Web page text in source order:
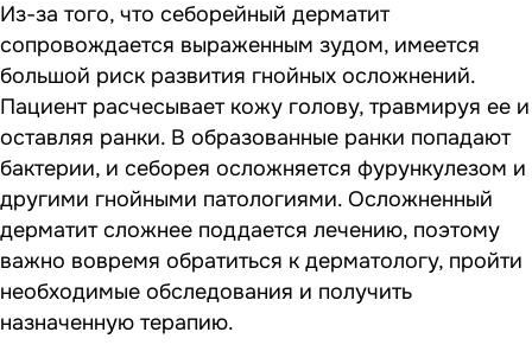
Из-за того, что себорейный дерматит
сопровождается выраженным зудом, имеется
большой риск развития гнойных осложнений.
Пациент расчесывает кожу голову, травмируя ее и
оставляя ранки. В образованные ранки попадают
бактерии, и себорея осложняется фурункулезом и
другими гнойными патологиями. Осложненный
дерматит сложнее поддается лечению, поэтому
важно вовремя обратиться к дерматологу, пройти
необходимые обследования и получить
назначенную терапию.